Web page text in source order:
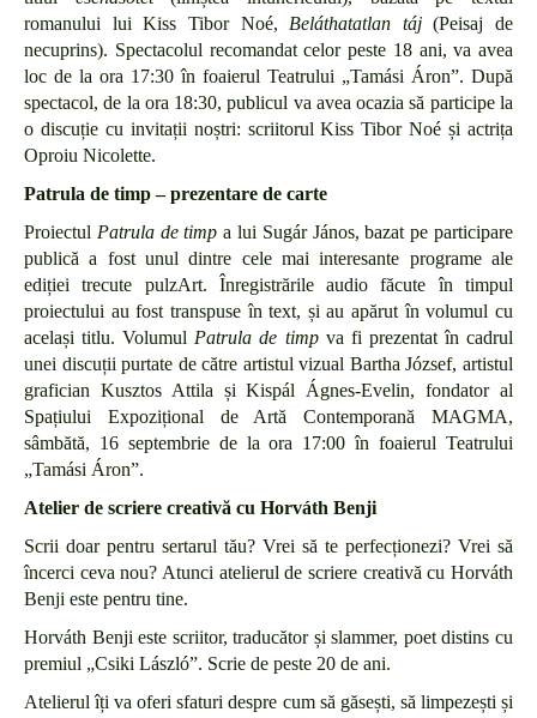
romanului lui Kiss Tibor Noé, Beláthatatlan táj(Peisaj de
necuprins). Spectacolul recomandat celor peste 18 ani, va avea
loc de la ora 17:30 în foaierul Teatrului „Tamási Áron”. După
spectacol, de la ora 18:30, publicul va avea ocazia să participe la
o discuție cu invitații noștri: scriitorul Kiss Tibor Noé și actrița
Oproiu Nicolette.
Patrula de timp – prezentare de carte
Proiectul Patrula de timp a lui Sugár János, bazat pe participare
publică a fost unul dintre cele mai interesante programe ale
ediției trecute pulzArt. Înregistrările audio făcute în timpul
proiectului au fost transpuse în text, și au apărut în volumul cu
același titlu. Volumul Patrula de timp va fi prezentat în cadrul
unei discuții purtate de către artistul vizual Bartha József, artistul
grafician Kusztos Attila și Kispál Ágnes-Evelin, fondator al
Spațiului Expozițional de Artă Contemporană MAGMA,
sâmbătă, 16 septembrie de la ora 17:00 în foaierul Teatrului
„Tamási Áron”.
Atelier de scriere creativă cu Horváth Benji
Scrii doar pentru sertarul tău? Vrei să te perfecționezi? Vrei să
încerci ceva nou? Atunci atelierul de scriere creativă cu Horváth
Benji este pentru tine.
Horváth Benji este scriitor, traducător și slammer, poet distins cu
premiul „Csiki László”. Scrie de peste 20 de ani.
Atelierul îți va oferi sfaturi despre cum să găsești, să limpezești și